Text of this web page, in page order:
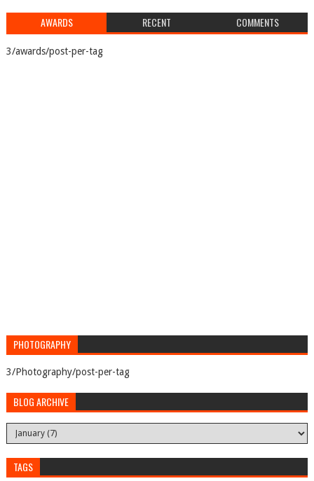
AWARDS RECENT COMMENTS
3/awards/post-per-tag
PHOTOGRAPHY
3/Photography/post-per-tag
BLOG ARCHIVE
TAGS